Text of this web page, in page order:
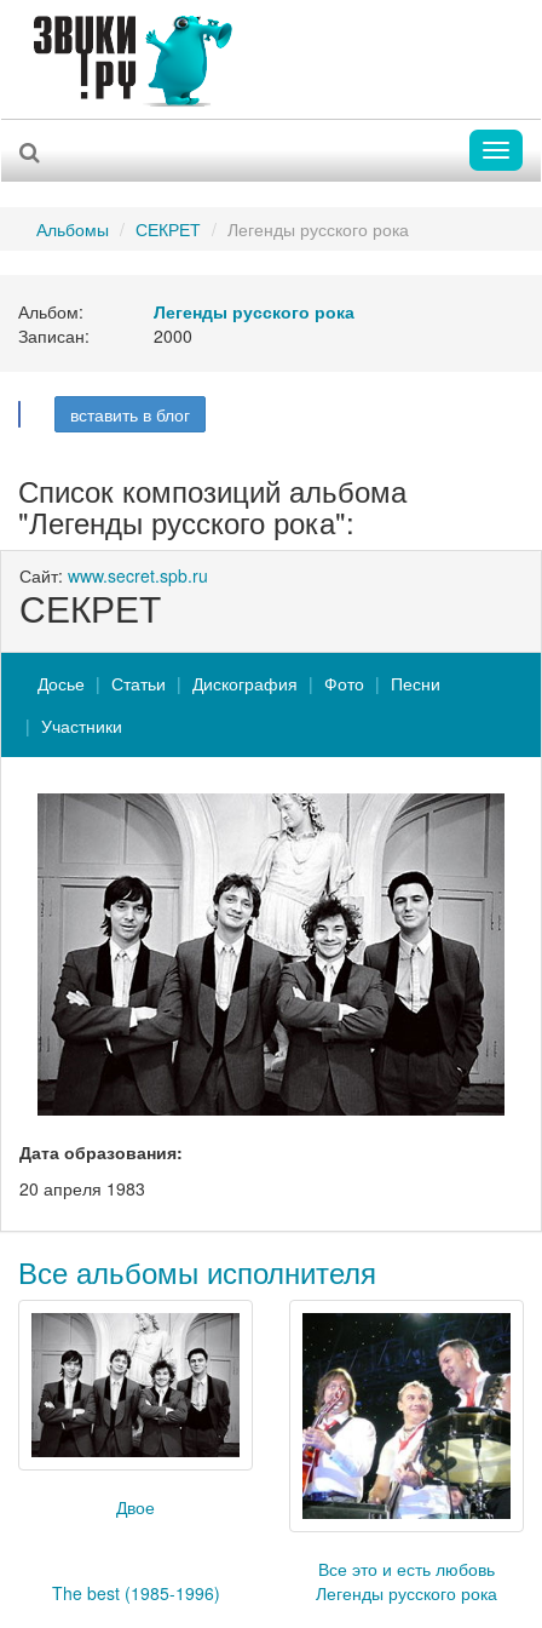
Альбомы СЕКРЕТ Легенды русского рока
Альбом:
Легенды русского рока
Записан:
2000
вставить в блог
Список композиций альбома
"Легенды русского рока":
Сайт: www.secret.spb.ru
СЕКРЕТ
Досье Статьи Дискография Фото
Песни
Участники
Дата образования:
20 апреля 1983
Все альбомы исполнителя
Двое
Все это и есть любовь
The best (1985-1996)
Легенды русского рока